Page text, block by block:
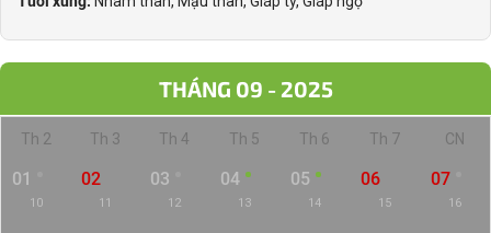
THÁNG 09 - 2025
Th 2 Th 3 Th 4 Th 5 Th 6 Th 7 CN
01
10
02
11
03
12
04
13
05
14
06
15
07
16